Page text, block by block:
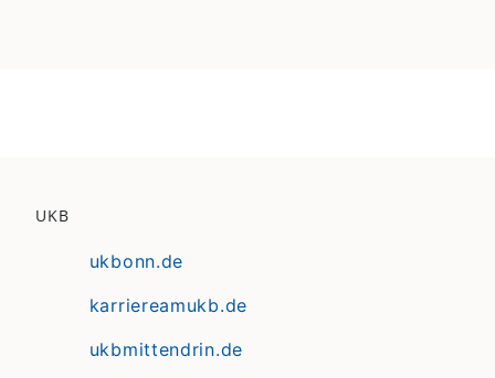
UKB
ukbonn.de
karriereamukb.de
ukbmittendrin.de